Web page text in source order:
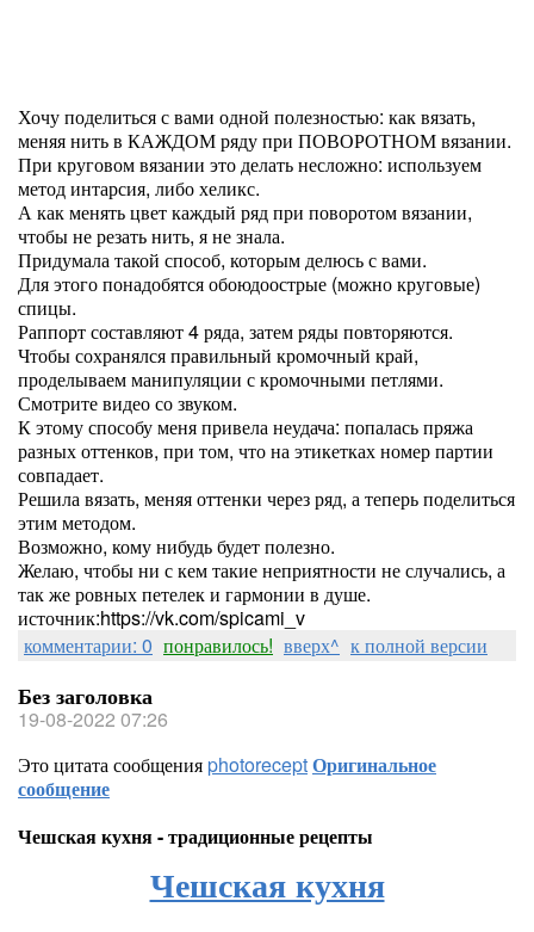
Хочу поделиться с вами одной полезностью: как вязать,
меняя нить в КАЖДОМ ряду при ПОВОРОТНОМ вязании.
При круговом вязании это делать несложно: используем
метод интарсия, либо хеликс.
А как менять цвет каждый ряд при поворотом вязании,
чтобы не резать нить, я не знала.
Придумала такой способ, которым делюсь с вами.
Для этого понадобятся обоюдоострые (можно круговые)
спицы.
Раппорт составляют 4 ряда, затем ряды повторяются.
Чтобы сохранялся правильный кромочный край,
проделываем манипуляции с кромочными петлями.
Смотрите видео со звуком.
К этому способу меня привела неудача: попалась пряжа
разных оттенков, при том, что на этикетках номер партии
совпадает.
Решила вязать, меняя оттенки через ряд, а теперь поделиться
этим методом.
Возможно, кому нибудь будет полезно.
Желаю, чтобы ни с кем такие неприятности не случались, а
так же ровных петелек и гармонии в душе.
источник:https://vk.com/spicami_v
комментарии: 0 понравилось! вверх^ к полной версии
Без заголовка
19-08-2022 07:26
Это цитата сообщенияphotoreceptОригинальное
сообщение
Чешская кухня - традиционные рецепты
Чешская кухня